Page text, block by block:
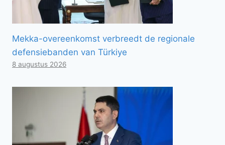
Mekka-overeenkomst verbreedt de regionale
defensiebanden van Türkiye
8 augustus 2026